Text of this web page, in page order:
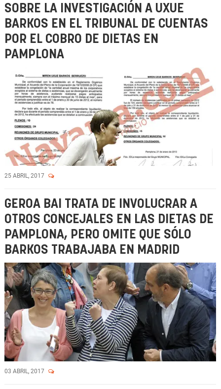
SOBRE LA INVESTIGACIÓN A UXUE
BARKOS EN EL TRIBUNAL DE CUENTAS
POR EL COBRO DE DIETAS EN
PAMPLONA
25 ABRIL, 2017
GEROA BAI TRATA DE INVOLUCRAR A
OTROS CONCEJALES EN LAS DIETAS DE
PAMPLONA, PERO OMITE QUE SÓLO
BARKOS TRABAJABA EN MADRID
03 ABRIL, 2017